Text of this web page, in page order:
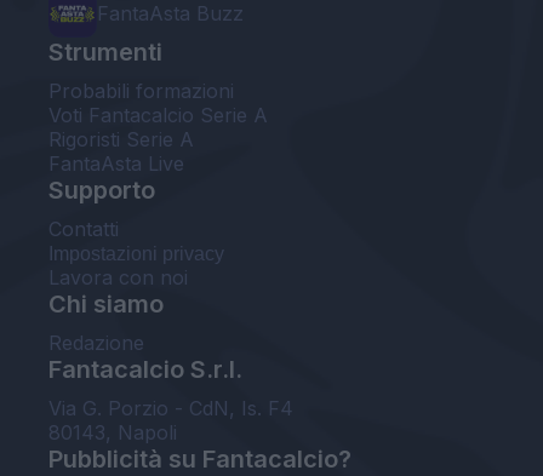
FantaAsta Buzz
Strumenti
Probabili formazioni
Voti Fantacalcio Serie A
Rigoristi Serie A
FantaAsta Live
Supporto
Contatti
Impostazioni privacy
Lavora con noi
Chi siamo
Redazione
Fantacalcio S.r.l.
Via G. Porzio - CdN, Is. F4
80143, Napoli
Pubblicità su Fantacalcio?